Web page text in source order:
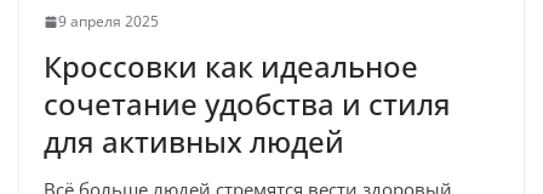
9 апреля 2025
Кроссовки как идеальное
сочетание удобства и стиля
для активных людей